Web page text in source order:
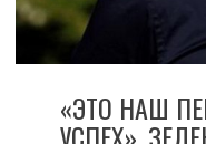
«ЭТО НАШ